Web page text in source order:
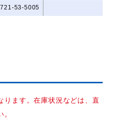
53-5005
ります。在庫状況などは、直